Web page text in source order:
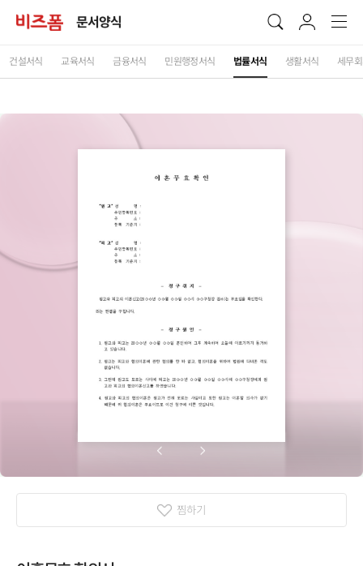
문서양식
건설서식 교육서식 금융서식 민원행정서식 법률서식 생활서식 세무
찜하기